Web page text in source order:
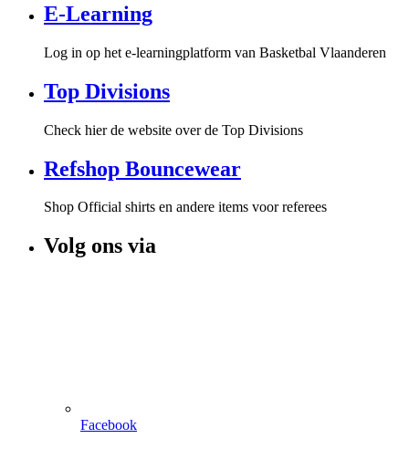
E-Learning
Log in op het e-learningplatform van Basketbal Vlaanderen
Top Divisions
Check hier de website over de Top Divisions
Refshop Bouncewear
Shop Official shirts en andere items voor referees
Volg ons via
Facebook